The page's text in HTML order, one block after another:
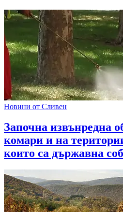
Новини от Сливен
Започна извънредна
комари и на
които са държавна